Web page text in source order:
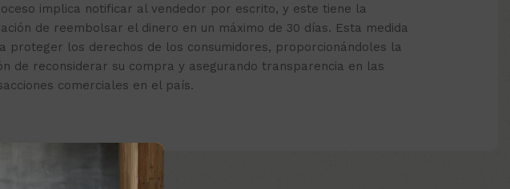
implica notificar al vendedor por escrito, y este tiene la
de reembolsar el dinero en un máximo de 30 días. Esta medida
proteger los derechos de los consumidores, proporcionándoles la
de reconsiderar su compra y asegurando transparencia en las
comerciales en el país.